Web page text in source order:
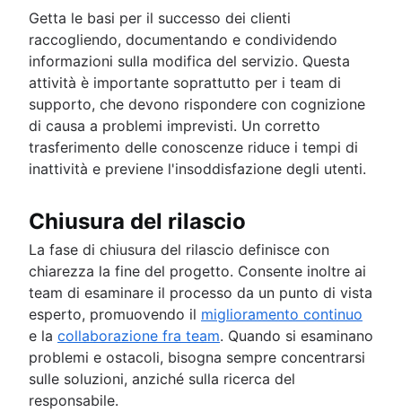
Getta le basi per il successo dei clienti
raccogliendo, documentando e condividendo
informazioni sulla modifica del servizio. Questa
attività è importante soprattutto per i team di
supporto, che devono rispondere con cognizione
di causa a problemi imprevisti. Un corretto
trasferimento delle conoscenze riduce i tempi di
inattività e previene l'insoddisfazione degli utenti.
Chiusura del rilascio
La fase di chiusura del rilascio definisce con
chiarezza la fine del progetto. Consente inoltre ai
team di esaminare il processo da un punto di vista
esperto, promuovendo il miglioramento continuo
e la collaborazione fra team. Quando si esaminano
problemi e ostacoli, bisogna sempre concentrarsi
sulle soluzioni, anziché sulla ricerca del
responsabile.